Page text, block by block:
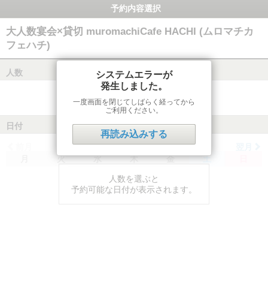
予約内容選択
大人数宴会×貸切 muromachiCafe HACHI (ムロマチカ
フェハチ)
人数
日付
火 水 木 金 土
人数を選ぶと
予約可能な日付が表示されます。
システムエラーが
発生しました。
一度画面を閉じてしばらく経ってから
ご利用ください。
再読み込みする